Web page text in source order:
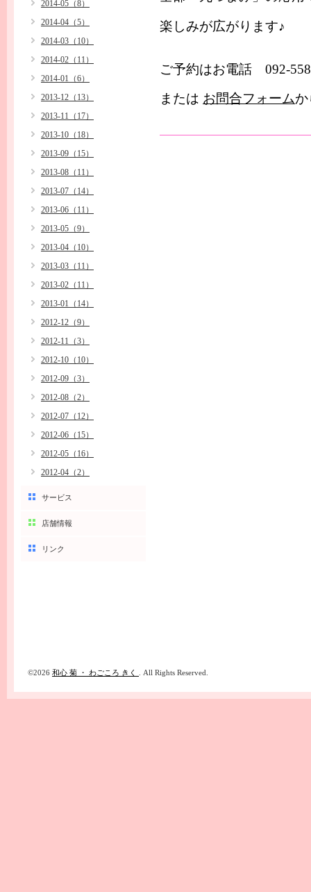
楽しみが広がります♪
ご予約はお電話 092-
または お問合フォーム
2014-05（8）
2014-04（5）
2014-03（10）
2014-02（11）
2014-01（6）
2013-12（13）
2013-11（17）
2013-10（18）
2013-09（15）
2013-08（11）
2013-07（14）
2013-06（11）
2013-05（9）
2013-04（10）
2013-03（11）
2013-02（11）
2013-01（14）
2012-12（9）
2012-11（3）
2012-10（10）
2012-09（3）
2012-08（2）
2012-07（12）
2012-06（15）
2012-05（16）
2012-04（2）
サービス
店舗情報
リンク
©2026 和心 菊 ・ わごころ きく . All Rights Reserved.